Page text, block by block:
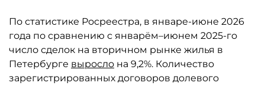
По статистике Росреестра, в январе-июне 2026
года по сравнению с январём–июнем 2025-го
число сделок на вторичном рынке жилья в
Петербурге выросло на 9,2%. Количество
зарегистрированных договоров долевого